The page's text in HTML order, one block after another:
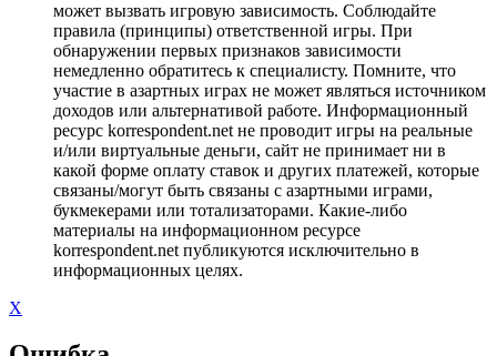
может вызвать игровую зависимость. Соблюдайте
правила (принципы) ответственной игры. При
обнаружении первых признаков зависимости
немедленно обратитесь к специалисту. Помните, что
участие в азартных играх не может являться источником
доходов или альтернативой работе. Информационный
ресурс korrespondent.net не проводит игры на реальные
и/или виртуальные деньги, сайт не принимает ни в
какой форме оплату ставок и других платежей, которые
связаны/могут быть связаны с азартными играми,
букмекерами или тотализаторами. Какие-либо
материалы на информационном ресурсе
korrespondent.net публикуются исключительно в
информационных целях.
X